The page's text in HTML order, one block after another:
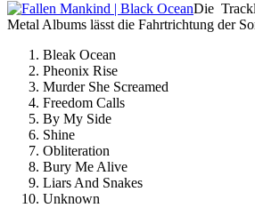
Die
Metal Albums lässt die Fahrtrichtung der
Bleak Ocean
Pheonix Rise
Murder She Screamed
Freedom Calls
By My Side
Shine
Obliteration
Bury Me Alive
Liars And Snakes
Unknown